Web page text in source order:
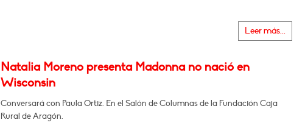
Leer más...
Natalia Moreno presenta Madonna no nació en
Wisconsin
Conversará con Paula Ortiz. En el Salón de Columnas de la Fundación Caja
Rural de Aragón.